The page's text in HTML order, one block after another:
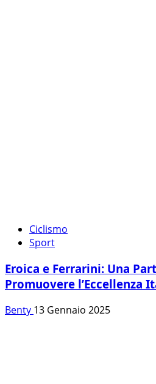
Ciclismo
Sport
Eroica e Ferrarini: Una
Promuovere l’Eccellenza
Benty 13 Gennaio 2025